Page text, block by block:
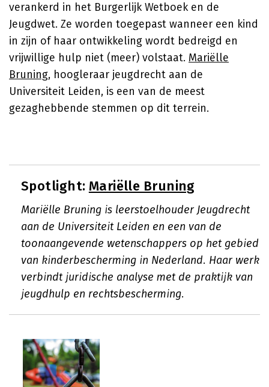
verankerd in het Burgerlijk Wetboek en de
Jeugdwet. Ze worden toegepast wanneer een kind
in zijn of haar ontwikkeling wordt bedreigd en
vrijwillige hulp niet (meer) volstaat. Mariëlle
Bruning, hoogleraar jeugdrecht aan de
Universiteit Leiden, is een van de meest
gezaghebbende stemmen op dit terrein.
Spotlight: Mariëlle Bruning
Mariëlle Bruning is leerstoelhouder Jeugdrecht
aan de Universiteit Leiden en een van de
toonaangevende wetenschappers op het gebied
van kinderbescherming in Nederland. Haar werk
verbindt juridische analyse met de praktijk van
jeugdhulp en rechtsbescherming.